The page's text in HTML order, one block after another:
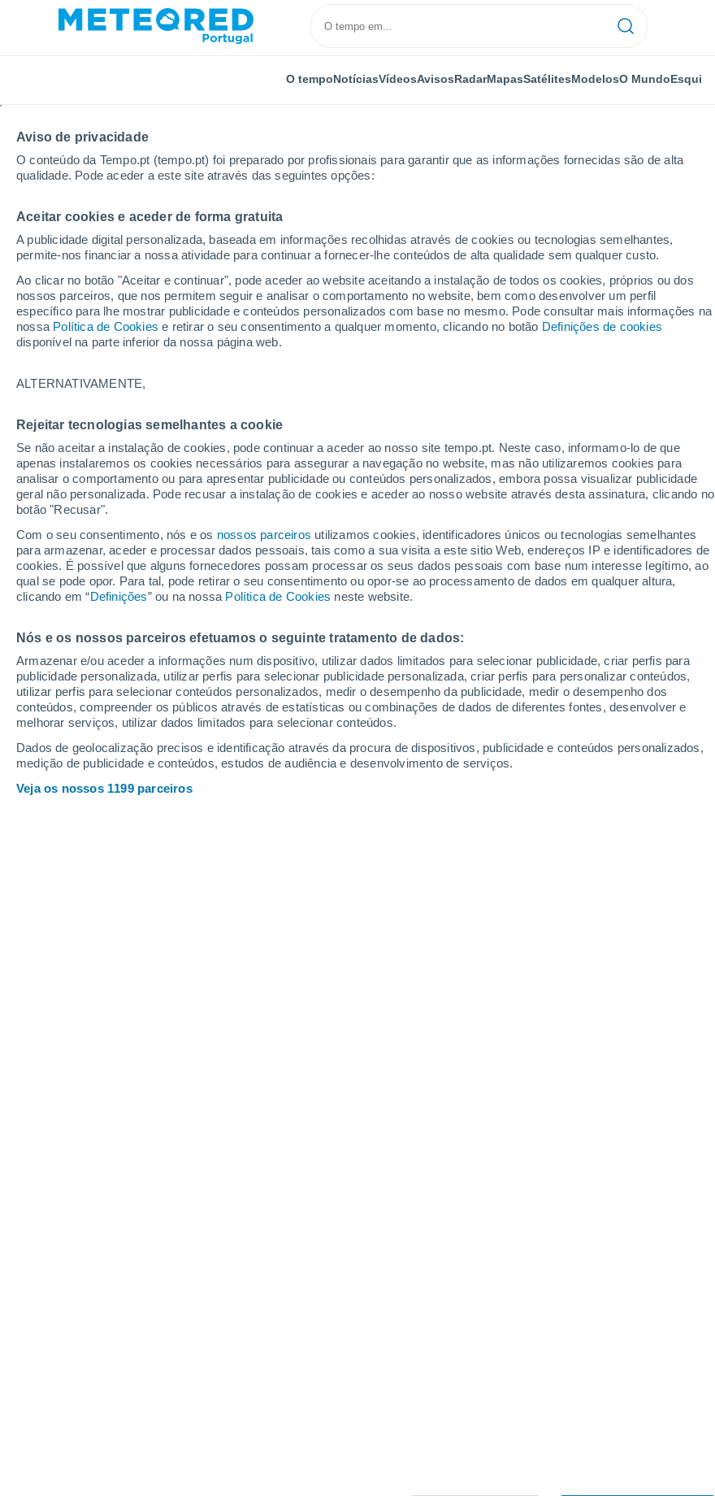
Aviso de privacidade
O conteúdo da Tempo.pt (tempo.pt) foi preparado por profissionais para garantir que as informações fornecidas são de alta
qualidade. Pode aceder a este site através das seguintes opções:
Aceitar cookies e aceder de forma gratuita
A publicidade digital personalizada, baseada em informações recolhidas através de cookies ou tecnologias semelhantes,
permite-nos financiar a nossa atividade para continuar a fornecer-lhe conteúdos de alta qualidade sem qualquer custo.
Ao clicar no botão "Aceitar e continuar", pode aceder ao website aceitando a instalação de todos os cookies, próprios ou dos
nossos parceiros, que nos permitem seguir e analisar o comportamento no website, bem como desenvolver um perfil
específico para lhe mostrar publicidade e conteúdos personalizados com base no mesmo. Pode consultar mais informações na
nossa Política de Cookies e retirar o seu consentimento a qualquer momento, clicando no botão Definições de cookies
disponível na parte inferior da nossa página web.
ALTERNATIVAMENTE,
Rejeitar tecnologias semelhantes a cookie
Se não aceitar a instalação de cookies, pode continuar a aceder ao nosso site tempo.pt. Neste caso, informamo-lo de que
apenas instalaremos os cookies necessários para assegurar a navegação no website, mas não utilizaremos cookies para
analisar o comportamento ou para apresentar publicidade ou conteúdos personalizados, embora possa visualizar publicidade
geral não personalizada. Pode recusar a instalação de cookies e aceder ao nosso website através desta assinatura, clicando no
botão "Recusar".
Com o seu consentimento, nós e os nossos parceiros utilizamos cookies, identificadores únicos ou tecnologias semelhantes
para armazenar, aceder e processar dados pessoais, tais como a sua visita a este sitio Web, endereços IP e identificadores de
cookies. É possível que alguns fornecedores possam processar os seus dados pessoais com base num interesse legítimo, ao
qual se pode opor. Para tal, pode retirar o seu consentimento ou opor-se ao processamento de dados em qualquer altura,
clicando em “Definições” ou na nossa Política de Cookies neste website.
Nós e os nossos parceiros efetuamos o seguinte tratamento de dados:
Armazenar e/ou aceder a informações num dispositivo, utilizar dados limitados para selecionar publicidade, criar perfis para
publicidade personalizada, utilizar perfis para selecionar publicidade personalizada, criar perfis para personalizar conteúdos,
utilizar perfis para selecionar conteúdos personalizados, medir o desempenho da publicidade, medir o desempenho dos
conteúdos, compreender os públicos através de estatísticas ou combinações de dados de diferentes fontes, desenvolver e
melhorar serviços, utilizar dados limitados para selecionar conteúdos.
Dados de geolocalização precisos e identificação através da procura de dispositivos, publicidade e conteúdos personalizados,
medição de publicidade e conteúdos, estudos de audiência e desenvolvimento de serviços.
Veja os nossos 1199 parceiros
O tempoNotíciasVídeosAvisosRadarMapasSatélitesModelosO MundoEsqui
Início Alemanha Saxónia Schöneck/vogtland
Schöneck Skiwelt
25/12/2026
Hoje
7 Ago.
Amanhã
8 Ago.
Domingo
9 Ago.
Boletim de neve de hoje
Pistas por dificuldade - 3 2 1
Quilómetros esquiáveis 0 / 3
Pistas abertas
Elevadores 0 / 4
Espessura da neve na base 0 cm
Espessura da neve na parte superior
Webcams em Schöneck/vogtland